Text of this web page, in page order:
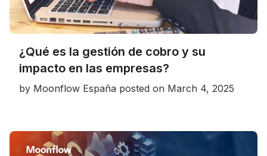
¿Qué es la gestión de cobro y su
impacto en las empresas?
by Moonflow España posted on March 4, 2025